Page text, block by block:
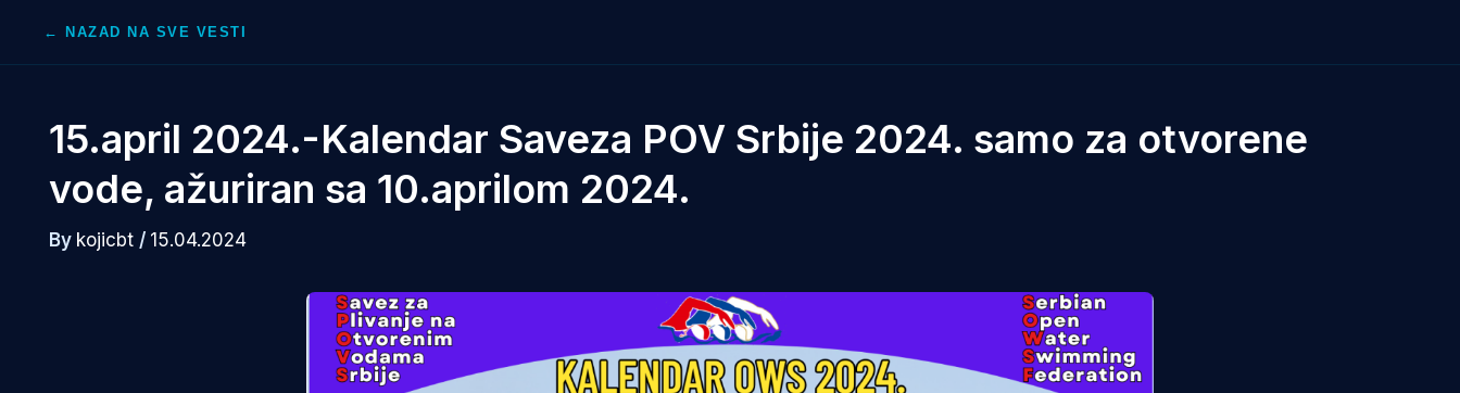
← NAZAD NA SVE VESTI
15.april 2024.-Kalendar Saveza POV Srbije 2024. samo za otvorene
vode, ažuriran sa 10.aprilom 2024.
By kojicbt / 15.04.2024